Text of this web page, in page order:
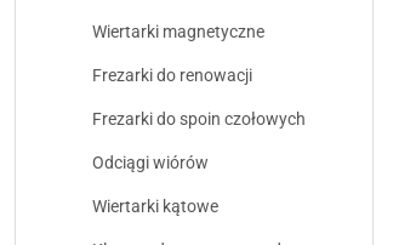
Wiertarki magnetyczne
Frezarki do renowacji
Frezarki do spoin czołowych
Odciągi wiórów
Wiertarki kątowe